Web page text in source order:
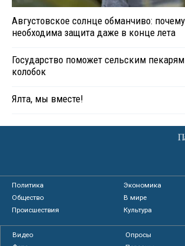
Августовское солнце обманчиво:
необходима защита даже в конце лета
Государство поможет сельским
колобок
Ялта, мы вместе!
Политика
Экономика
Общество
В мире
Происшествия
Культура
Видео
Опросы